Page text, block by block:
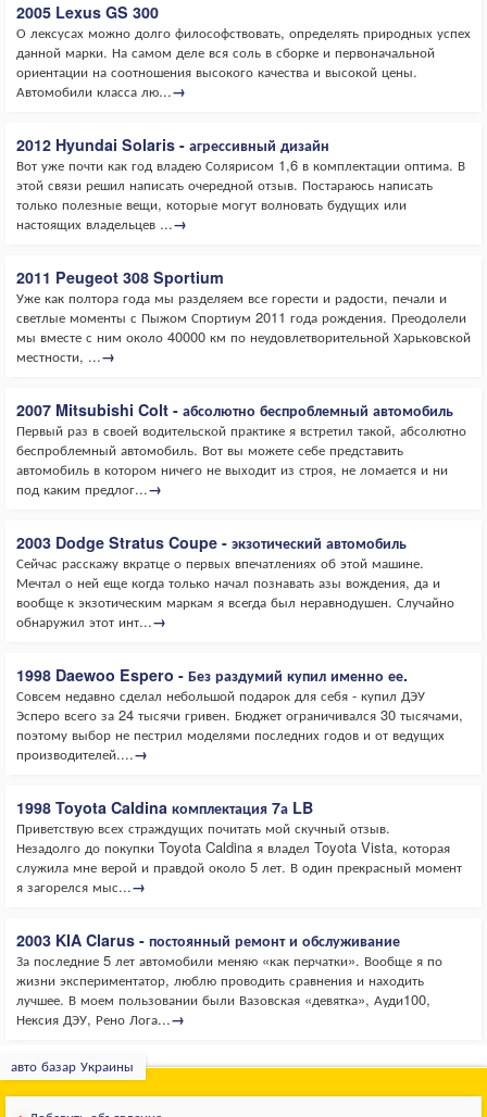
2005 Lexus GS 300
О лексусах можно долго философствовать, определять природных успех
данной марки. На самом деле вся соль в сборке и первоначальной
ориентации на соотношения высокого качества и высокой цены.
Автомобили класса лю...→
2012 Hyundai Solaris - агрессивный дизайн
Вот уже почти как год владею Солярисом 1,6 в комплектации оптима. В
этой связи решил написать очередной отзыв. Постараюсь написать
только полезные вещи, которые могут волновать будущих или
настоящих владельцев ...→
2011 Peugeot 308 Sportium
Уже как полтора года мы разделяем все горести и радости, печали и
светлые моменты с Пыжом Спортиум 2011 года рождения. Преодолели
мы вместе с ним около 40000 км по неудовлетворительной Харьковской
местности, ...→
2007 Mitsubishi Colt - абсолютно беспроблемный автомобиль
Первый раз в своей водительской практике я встретил такой, абсолютно
беспроблемный автомобиль. Вот вы можете себе представить
автомобиль в котором ничего не выходит из строя, не ломается и ни
под каким предлог...→
2003 Dodge Stratus Coupe - экзотический автомобиль
Сейчас расскажу вкратце о первых впечатлениях об этой машине.
Мечтал о ней еще когда только начал познавать азы вождения, да и
вообще к экзотическим маркам я всегда был неравнодушен. Случайно
обнаружил этот инт...→
1998 Daewoo Espero - Без раздумий купил именно ее.
Совсем недавно сделал небольшой подарок для себя - купил ДЭУ
Эсперо всего за 24 тысячи гривен. Бюджет ограничивался 30 тысячами,
поэтому выбор не пестрил моделями последних годов и от ведущих
производителей....→
1998 Toyota Caldina комплектация 7а LB
Приветствую всех страждущих почитать мой скучный отзыв.
Незадолго до покупки Toyota Caldina я владел Toyota Vista, которая
служила мне верой и правдой около 5 лет. В один прекрасный момент
я загорелся мыс...→
2003 KIA Clarus - постоянный ремонт и обслуживание
За последние 5 лет автомобили меняю «как перчатки». Вообще я по
жизни экспериментатор, люблю проводить сравнения и находить
лучшее. В моем пользовании были Вазовская «девятка», Ауди100,
Нексия ДЭУ, Рено Лога...→
авто базар Украины